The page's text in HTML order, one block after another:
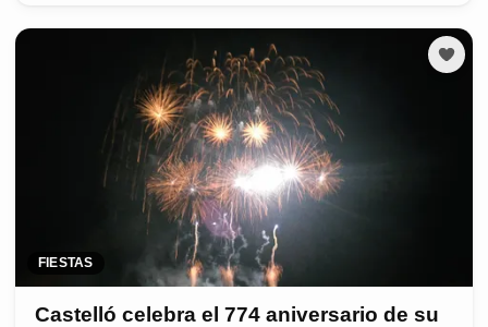
FIESTAS
Castelló celebra el 774 aniversario de su